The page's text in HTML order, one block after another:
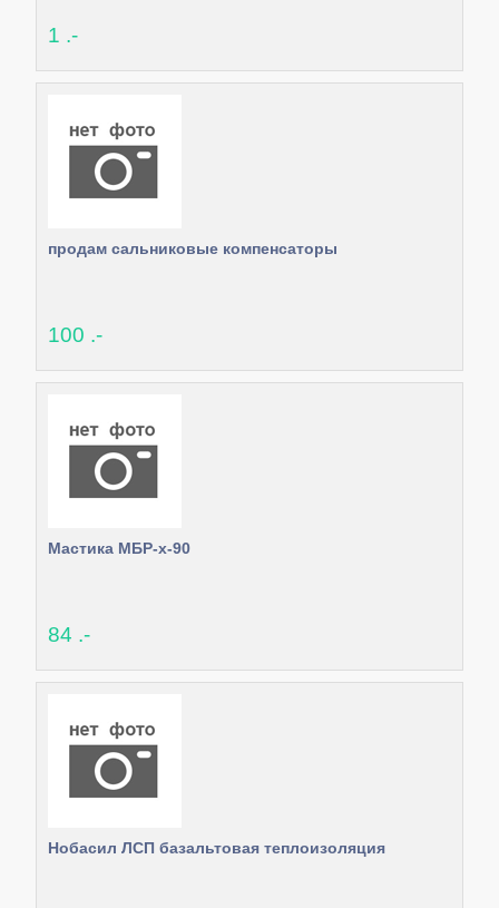
1 .-
продам сальниковые компенсаторы
100 .-
Мастика МБР-х-90
84 .-
Нобасил ЛСП базальтовая теплоизоляция